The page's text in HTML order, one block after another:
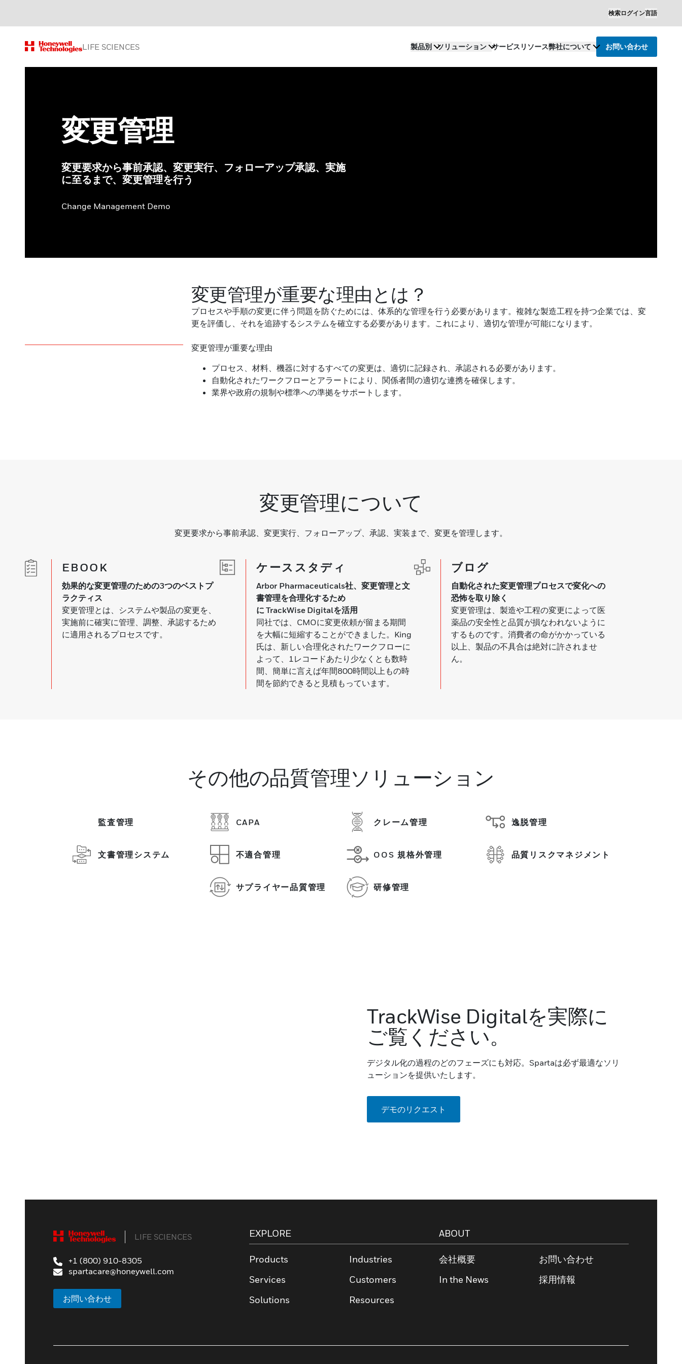
検索ログイン言語
LIFE SCIENCES 製品別 ソリューション サービス リソース弊社について お問い合わせ
変更管理
変更要求から事前承認、変更実行、フォローアップ承認、実施
に至るまで、変更管理を行う
Change Management Demo
変更管理が重要な理由とは？
プロセスや手順の変更に伴う問題を防ぐためには、体系的な管理を行う必要があります。複雑な製造工程を持つ企業では、変
更を評価し、それを追跡するシステムを確立する必要があります。これにより、適切な管理が可能になります。
変更管理が重要な理由
プロセス、材料、機器に対するすべての変更は、適切に記録され、承認される必要があります。
自動化されたワークフローとアラートにより、関係者間の適切な連携を確保します。
業界や政府の規制や標準への準拠をサポートします。
変更管理について
変更要求から事前承認、変更実行、フォローアップ、承認、実装まで、変更を管理します。
EBOOK
効果的な変更管理のための3つのベストプ
ラクティス
変更管理とは、システムや製品の変更を、
実施前に確実に管理、調整、承認するため
に適用されるプロセスです。
ケーススタディ
Arbor Pharmaceuticals社、変更管理と文
書管理を合理化するため
にTrackWise Digitalを活用
同社では、CMOに変更依頼が留まる期間
を大幅に短縮することができました。King
氏は、新しい合理化されたワークフローに
よって、1レコードあたり少なくとも数時
間、簡単に言えば年間800時間以上もの時
間を節約できると見積もっています。
ブログ
自動化された変更管理プロセスで変化への
恐怖を取り除く
変更管理は、製造や工程の変更によって医
薬品の安全性と品質が損なわれないように
するものです。消費者の命がかかっている
以上、製品の不具合は絶対に許されませ
ん。
その他の品質管理ソリューション
監査管理 CAPA クレーム管理 逸脱管理
文書管理システム 不適合管理 OOS 規格外管理 品質リスクマネジメント
サプライヤー品質管理 研修管理
TrackWise Digitalを実際に
ご覧ください。
デジタル化の過程のどのフェーズにも対応。Spartaは必ず最適なソリ
ューションを提供いたします。
デモのリクエスト
LIFE SCIENCES
+1 (800) 910-8305
spartacare@honeywell.com
お問い合わせ
EXPLORE
Products
Industries
Services
Customers
Solutions
Resources
ABOUT
会社概要
お問い合わせ
In the News
採用情報